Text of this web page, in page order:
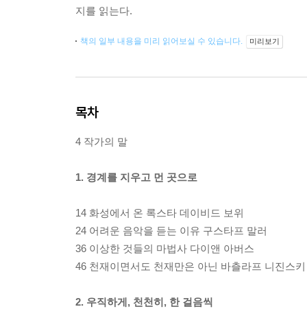
지를 읽는다.
책의 일부 내용을 미리 읽어보실 수 있습니다. 미리보기
목차
4 작가의 말
1. 경계를 지우고 먼 곳으로
14 화성에서 온 록스타 데이비드 보위
24 어려운 음악을 듣는 이유 구스타프 말러
36 이상한 것들의 마법사 다이앤 아버스
46 천재이면서도 천재만은 아닌 바츨라프 니진스키
2. 우직하게, 천천히, 한 걸음씩